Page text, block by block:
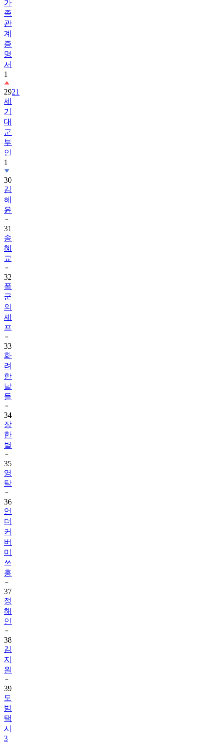
가
족
관
계
증
명
서
1
2921
세
기
대
군
부
인
1
30
김
혜
윤
31
송
혜
교
32
폭
군
의
셰
프
33
화
려
한
날
들
34
장
한
별
35
영
탁
36
언
더
커
버
미
쓰
홍
37
정
해
인
38
김
지
원
39
모
범
택
시
3